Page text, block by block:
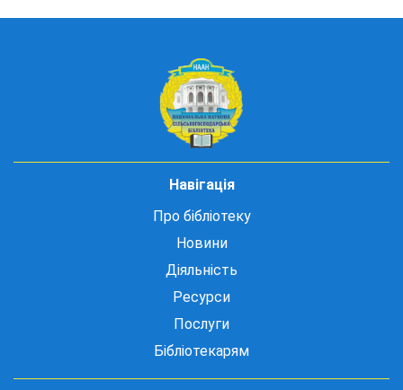
Навігація
Про бібліотеку
Новини
Діяльність
Ресурси
Послуги
Бібліотекарям